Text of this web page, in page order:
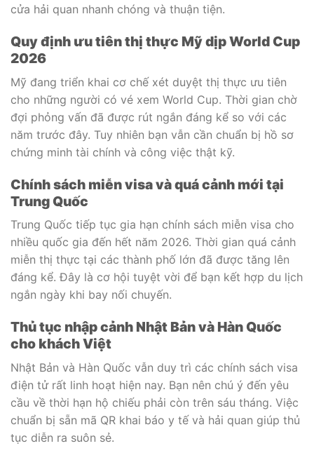
cửa hải quan nhanh chóng và thuận tiện.
Quy định ưu tiên thị thực Mỹ dịp World Cup
2026
Mỹ đang triển khai cơ chế xét duyệt thị thực ưu tiên
cho những người có vé xem World Cup. Thời gian chờ
đợi phỏng vấn đã được rút ngắn đáng kể so với các
năm trước đây. Tuy nhiên bạn vẫn cần chuẩn bị hồ sơ
chứng minh tài chính và công việc thật kỹ.
Chính sách miễn visa và quá cảnh mới tại
Trung Quốc
Trung Quốc tiếp tục gia hạn chính sách miễn visa cho
nhiều quốc gia đến hết năm 2026. Thời gian quá cảnh
miễn thị thực tại các thành phố lớn đã được tăng lên
đáng kể. Đây là cơ hội tuyệt vời để bạn kết hợp du lịch
ngắn ngày khi bay nối chuyến.
Thủ tục nhập cảnh Nhật Bản và Hàn Quốc
cho khách Việt
Nhật Bản và Hàn Quốc vẫn duy trì các chính sách visa
điện tử rất linh hoạt hiện nay. Bạn nên chú ý đến yêu
cầu về thời hạn hộ chiếu phải còn trên sáu tháng. Việc
chuẩn bị sẵn mã QR khai báo y tế và hải quan giúp thủ
tục diễn ra suôn sẻ.